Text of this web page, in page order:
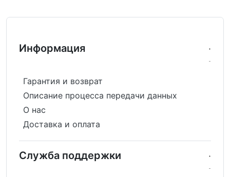
Информация
Гарантия и возврат
Описание процесса передачи данных
О нас
Доставка и оплата
Служба поддержки